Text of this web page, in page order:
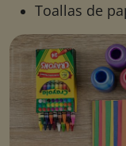
Toallas de